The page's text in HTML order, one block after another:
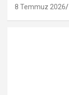
8 Temmuz 2026